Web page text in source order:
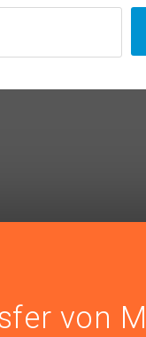
von